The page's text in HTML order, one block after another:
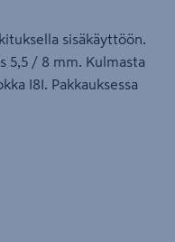
sisäkäyttöön.
5,5 / 8 mm. Kulmasta
I8I. Pakkauksessa